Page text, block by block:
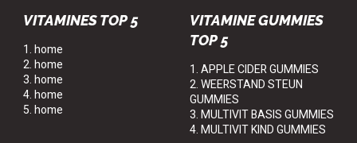
VITAMINES TOP 5
1. home
2. home
3. home
4. home
5. home
VITAMINE GUMMIES
TOP 5
1. APPLE CIDER GUMMIES
2. WEERSTAND STEUN
GUMMIES
3. MULTIVIT BASIS GUMMIES
4. MULTIVIT KIND GUMMIES